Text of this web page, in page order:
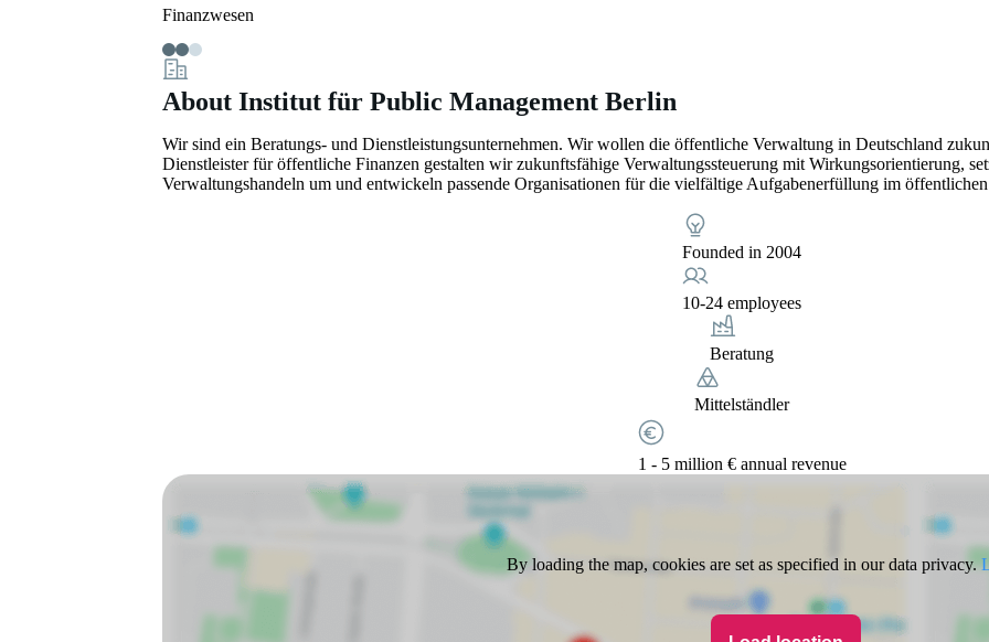
Finanzwesen
About Institut für Public Management Berlin
Wir sind ein Beratungs- und Dienstleistungsunternehmen. Wir wollen die öffentliche Verwaltung in Deutschland
Dienstleister für öffentliche Finanzen gestalten wir zukunftsfähige Verwaltungssteuerung mit Wirkungsorientierung,
Verwaltungshandeln um und entwickeln passende Organisationen für die vielfältige Aufgabenerfüllung im
Founded in 2004
10-24 employees
Beratung
Mittelständler
1 - 5 million € annual revenue
By loading the map, cookies are set as specified in our data privacy.